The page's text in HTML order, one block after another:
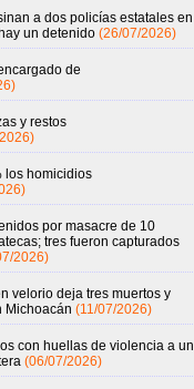
a dos policías estatales en
un detenido (26/07/2026)
de
y restos
los homicidios
por masacre de 10
tres fueron capturados
2026)
velorio deja tres muertos y
Michoacán (11/07/2026)
con huellas de violencia a un
(06/07/2026)